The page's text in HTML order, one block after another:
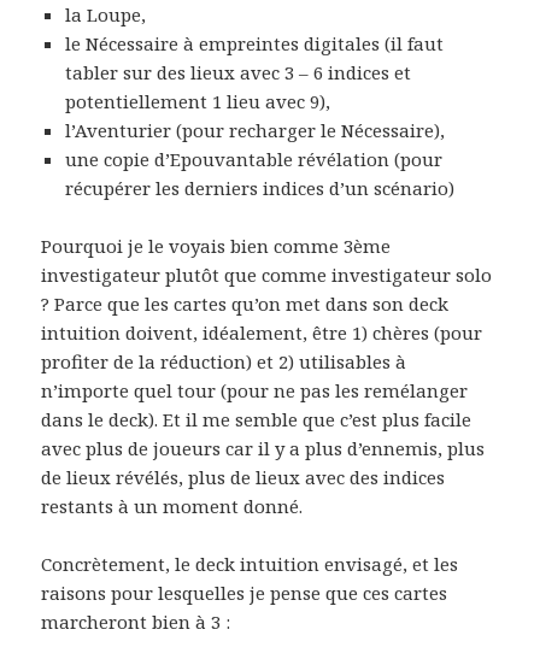
la Loupe,
le Nécessaire à empreintes digitales (il faut
tabler sur des lieux avec 3 – 6 indices et
potentiellement 1 lieu avec 9),
l’Aventurier (pour recharger le Nécessaire),
une copie d’Epouvantable révélation (pour
récupérer les derniers indices d’un scénario)
Pourquoi je le voyais bien comme 3ème
investigateur plutôt que comme investigateur solo
? Parce que les cartes qu’on met dans son deck
intuition doivent, idéalement, être 1) chères (pour
profiter de la réduction) et 2) utilisables à
n’importe quel tour (pour ne pas les remélanger
dans le deck). Et il me semble que c’est plus facile
avec plus de joueurs car il y a plus d’ennemis, plus
de lieux révélés, plus de lieux avec des indices
restants à un moment donné.
Concrètement, le deck intuition envisagé, et les
raisons pour lesquelles je pense que ces cartes
marcheront bien à 3 :